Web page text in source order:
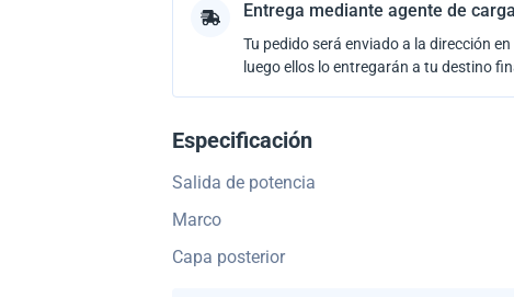
Entrega mediante agente de carga
Tu pedido será enviado a la dirección
luego ellos lo entregarán a tu destino
Especificación
Salida de potencia
Marco
Capa posterior